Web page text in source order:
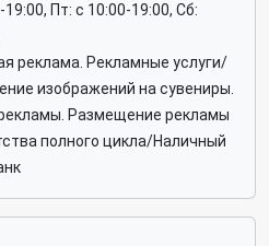
Пт: c 10:00-19:00, Сб:
реклама. Рекламные услуги/
изображений на сувениры.
Размещение рекламы
полного цикла/Наличный